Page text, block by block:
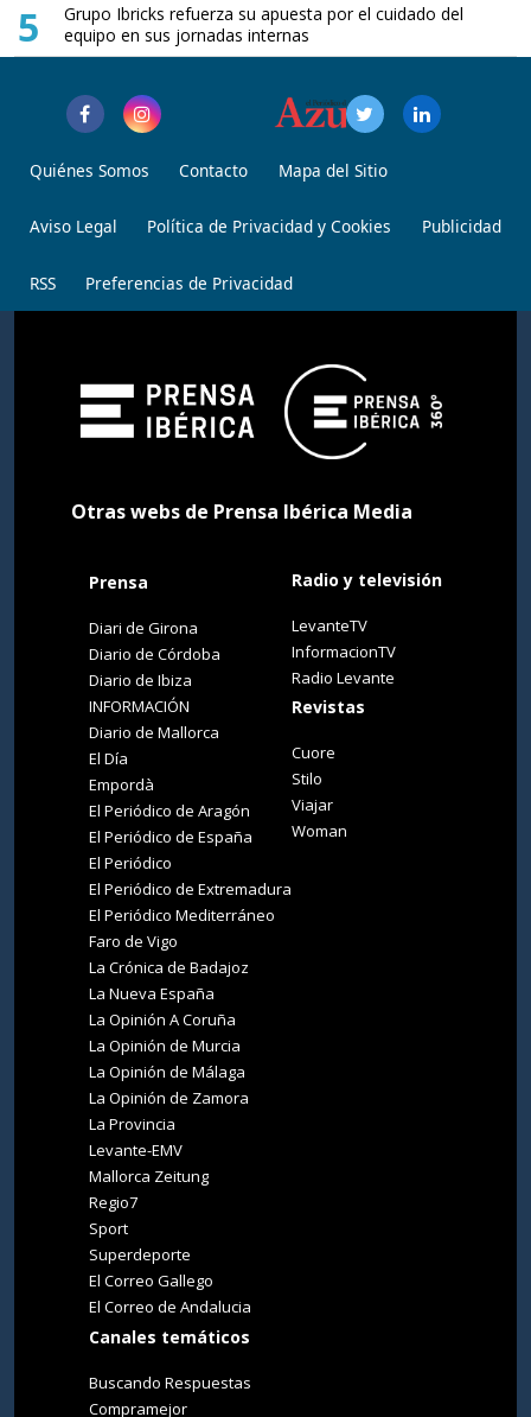
5
Grupo Ibricks refuerza su apuesta por el cuidado del
equipo en sus jornadas internas
Quiénes Somos Contacto Mapa del Sitio
Aviso Legal Política de Privacidad y Cookies Publicidad
RSS Preferencias de Privacidad
Otras webs de Prensa Ibérica Media
Prensa
Diari de Girona
Diario de Córdoba
Diario de Ibiza
INFORMACIÓN
Diario de Mallorca
El Día
Empordà
El Periódico de Aragón
El Periódico de España
El Periódico
El Periódico de Extremadura
El Periódico Mediterráneo
Faro de Vigo
La Crónica de Badajoz
La Nueva España
La Opinión A Coruña
La Opinión de Murcia
La Opinión de Málaga
La Opinión de Zamora
La Provincia
Levante-EMV
Mallorca Zeitung
Regio7
Sport
Superdeporte
El Correo Gallego
El Correo de Andalucia
Canales temáticos
Buscando Respuestas
Compramejor
Radio y televisión
LevanteTV
InformacionTV
Radio Levante
Revistas
Cuore
Stilo
Viajar
Woman